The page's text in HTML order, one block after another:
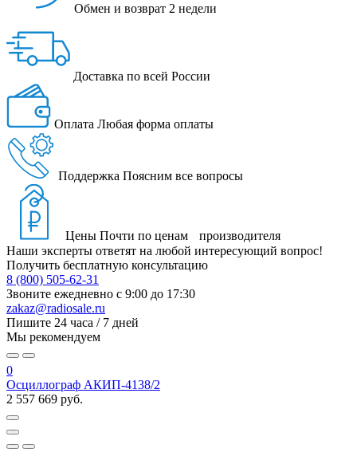
Обмен и возврат 2 недели
Доставка по всей России
Оплата Любая форма оплаты
Поддержка Поясним все вопросы
Цены Почти по ценам производителя
Наши эксперты ответят на любой интересующий вопрос!
Получить бесплатную консультацию
8 (800) 505-62-31
Звоните ежедневно с 9:00 до 17:30
zakaz@radiosale.ru
Пишите 24 часа / 7 дней
Мы рекомендуем
0
Осциллограф АКИП-4138/2
2 557 669 руб.